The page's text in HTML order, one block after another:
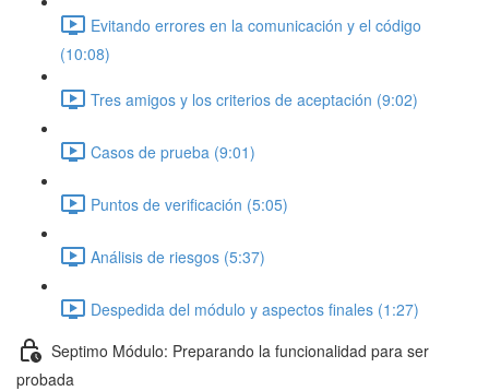
Evitando errores en la comunicación y el código
(10:08)
Tres amigos y los criterios de aceptación (9:02)
Casos de prueba (9:01)
Puntos de verificación (5:05)
Análisis de riesgos (5:37)
Despedida del módulo y aspectos finales (1:27)
Septimo Módulo: Preparando la funcionalidad para ser
probada